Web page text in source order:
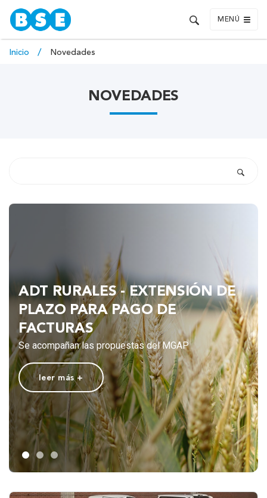
MENÚ
Inicio Novedades
NOVEDADES
REEMBOLSO DE DEDUCIBLE DEL
VEHÍCULO PARA CLIENTES DE
HOGAR Y PLAN GLOBAL
Accedé a esta cobertura con un precio bonificado por
tiempo limitado
leer más +